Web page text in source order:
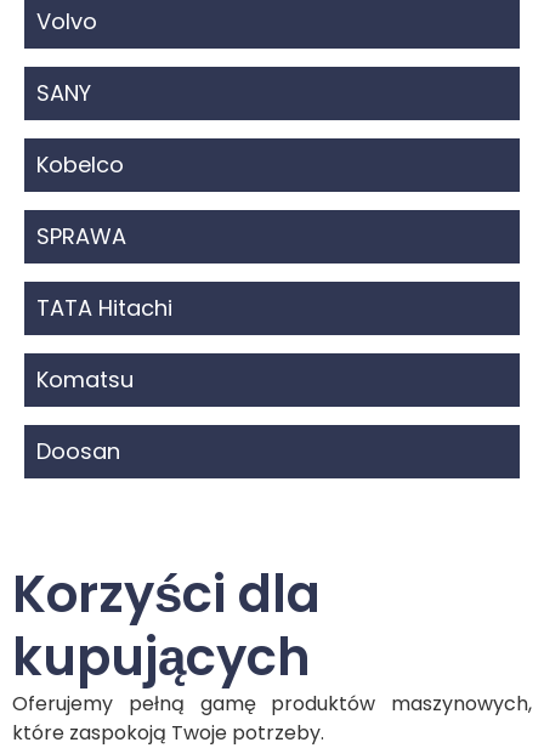
Volvo
SANY
Kobelco
SPRAWA
TATA Hitachi
Komatsu
Doosan
Korzyści dla
kupujących
Oferujemy pełną gamę produktów maszynowych,
które zaspokoją Twoje potrzeby.